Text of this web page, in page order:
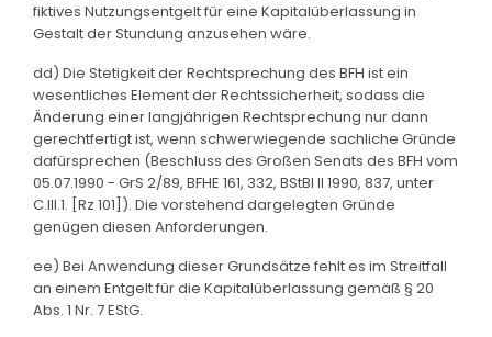
fiktives Nutzungsentgelt für eine Kapitalüberlassung in
Gestalt der Stundung anzusehen wäre.
dd) Die Stetigkeit der Rechtsprechung des BFH ist ein
wesentliches Element der Rechtssicherheit, sodass die
Änderung einer langjährigen Rechtsprechung nur dann
gerechtfertigt ist, wenn schwerwiegende sachliche Gründe
dafürsprechen (Beschluss des Großen Senats des BFH vom
05.07.1990 - GrS 2/89, BFHE 161, 332, BStBl II 1990, 837, unter
C.III.1. [Rz 101]). Die vorstehend dargelegten Gründe
genügen diesen Anforderungen.
ee) Bei Anwendung dieser Grundsätze fehlt es im Streitfall
an einem Entgelt für die Kapitalüberlassung gemäß § 20
Abs. 1 Nr. 7 EStG.